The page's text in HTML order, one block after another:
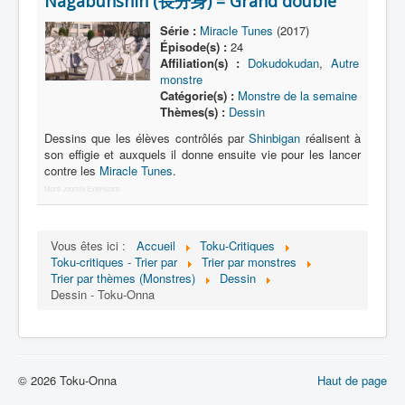
Série
Acteur
Transformation
Objet
Lieu
Fanservice
Série : Miracle Tunes (2017)
Épisode(s) :24
Affiliation(s) : Dokudokudan, Autre
monstre
Catégorie(s) : Monstre de la semaine
Thèmes(s) : Dessin
Dessins que les élèves contrôlés parShinbigan réalisent à
son effigie et auxquels il donne ensuite vie pour les lancer
contre les Miracle Tunes.
More Joomla Extensions
Vous êtes ici : Accueil
Toku-Critiques
Toku-critiques - Trier par
Trier par monstres
Trier par thèmes (Monstres)
Dessin
Dessin - Toku-Onna
Haut de page
© 2026 Toku-Onna